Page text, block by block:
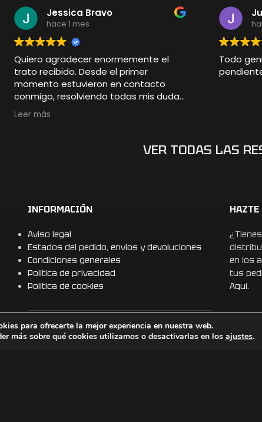
Jessica Bravo
hace 1 mes
Quiero agradecer enormemente el
trato recibido. Desde el primer
momento estuvieron en contacto
conmigo, resolviendo todas mis dudas
y cuidando cada detalle del pedido.
La camiseta personalizada ha
de lo que imaginaba. La calidad es
excelente y el diseño ha sorprendido a
Se nota la profesionalidad que ponen
tienda al 100% y volveré a confiar en
ellos para futuros regalos. ¡Muchísimas
gracias por hacer que un detalle tan
especial se convierta en un recuerdo
inolvidable!
Leer más
Todo
VER TODAS LAS
INFORMACIÓN
Aviso legal
Estados del pedido, envíos y devoluciones
Condiciones generales
Politica de privacidad
Politica de cookies
COLABORACIONES
en los
tus
Aquí.
para ofrecerte la mejor experiencia en nuestra web.
más sobre qué cookies utilizamos o desactivarlas en los ajustes.